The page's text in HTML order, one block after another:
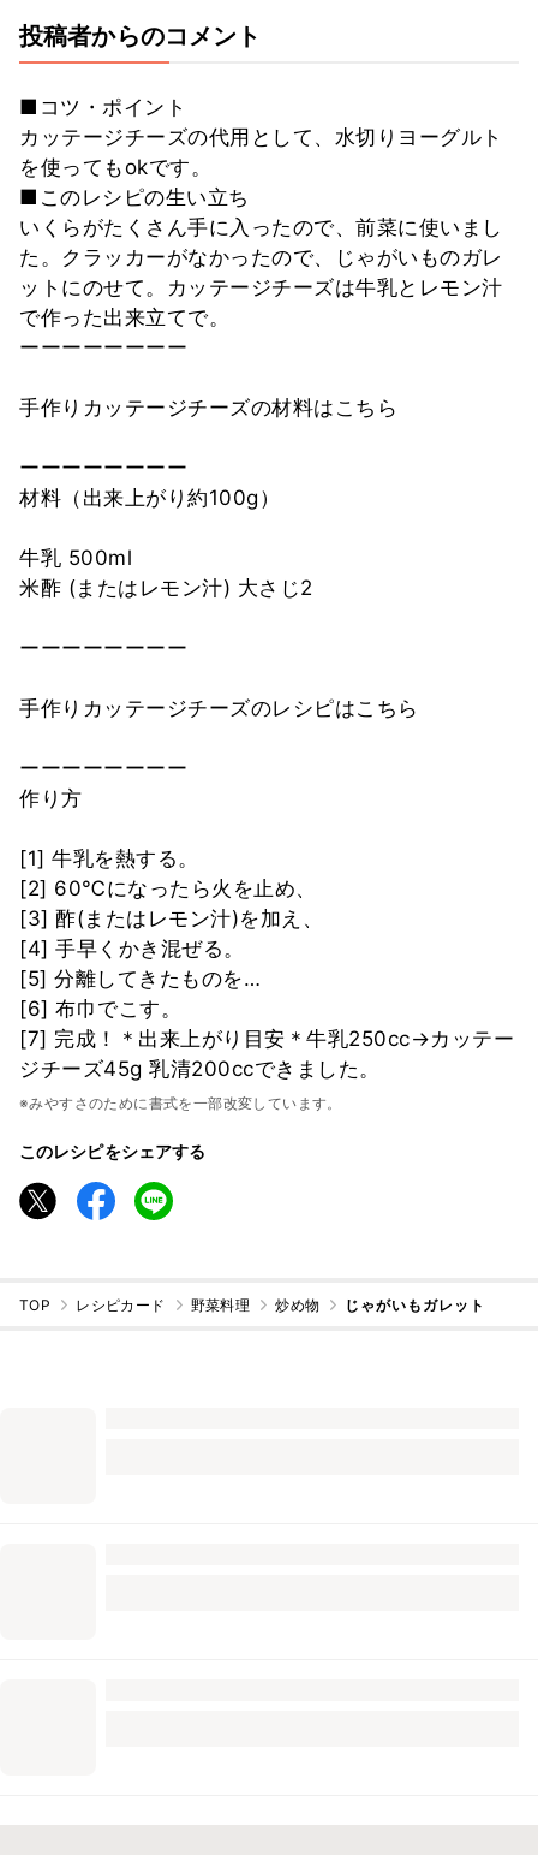
投稿者からのコメント
■コツ・ポイント
カッテージチーズの代用として、水切りヨーグルト
を使ってもokです。
■このレシピの生い立ち
いくらがたくさん手に入ったので、前菜に使いまし
た。クラッカーがなかったので、じゃがいものガレ
ットにのせて。カッテージチーズは牛乳とレモン汁
で作った出来立てで。
ーーーーーーーー
手作りカッテージチーズの材料はこちら
ーーーーーーーー
材料（出来上がり約100g）
牛乳 500ml
米酢 (またはレモン汁) 大さじ2
ーーーーーーーー
手作りカッテージチーズのレシピはこちら
ーーーーーーーー
作り方
[1] 牛乳を熱する。
[2] 60℃になったら火を止め、
[3] 酢(またはレモン汁)を加え、
[4] 手早くかき混ぜる。
[5] 分離してきたものを…
[6] 布巾でこす。
[7] 完成！＊出来上がり目安＊牛乳250cc→カッテー
ジチーズ45g 乳清200ccできました。
※みやすさのために書式を一部改変しています。
このレシピをシェアする
TOP レシピカード 野菜料理 炒め物 じゃがいもガレット